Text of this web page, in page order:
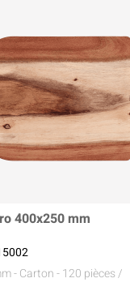
400x250 mm
- Carton- 120 pièces /